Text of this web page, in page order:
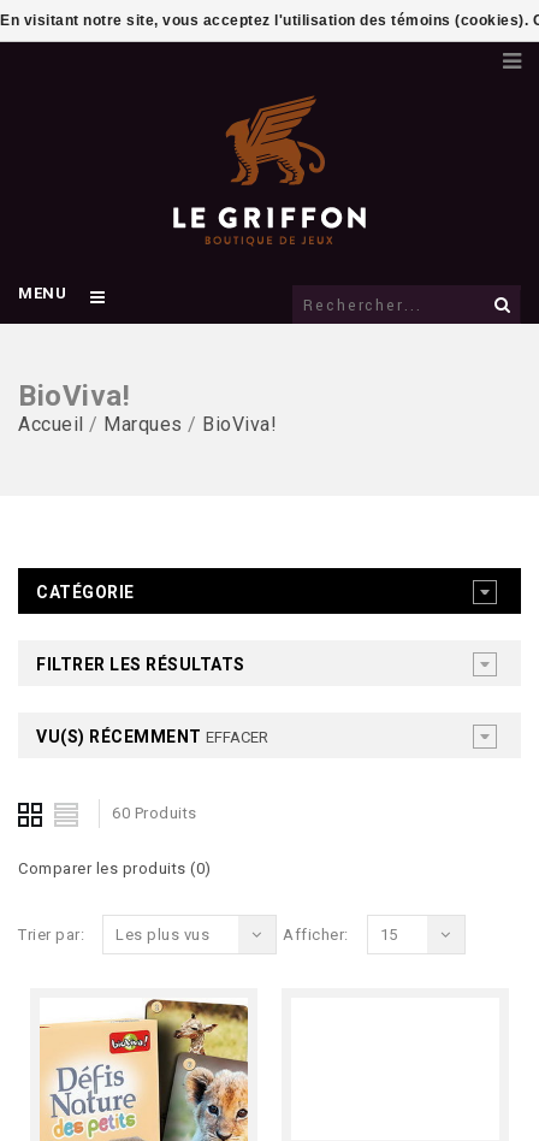
MENU
BioViva!
Accueil / Marques / BioViva!
CATÉGORIE
FILTRER LES RÉSULTATS
VU(S) RÉCEMMENT EFFACER
60 Produits
Comparer les produits (0)
Trier par: Les plus vus Afficher: 15
En visitant notre site, vous acceptez l'utilisation des témoins